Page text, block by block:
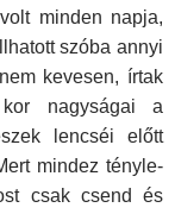
minden napja,
szóba annyi
kevesen, írtak
nagyságai a
len­cséi előtt
mindez tényle­
csak csend és